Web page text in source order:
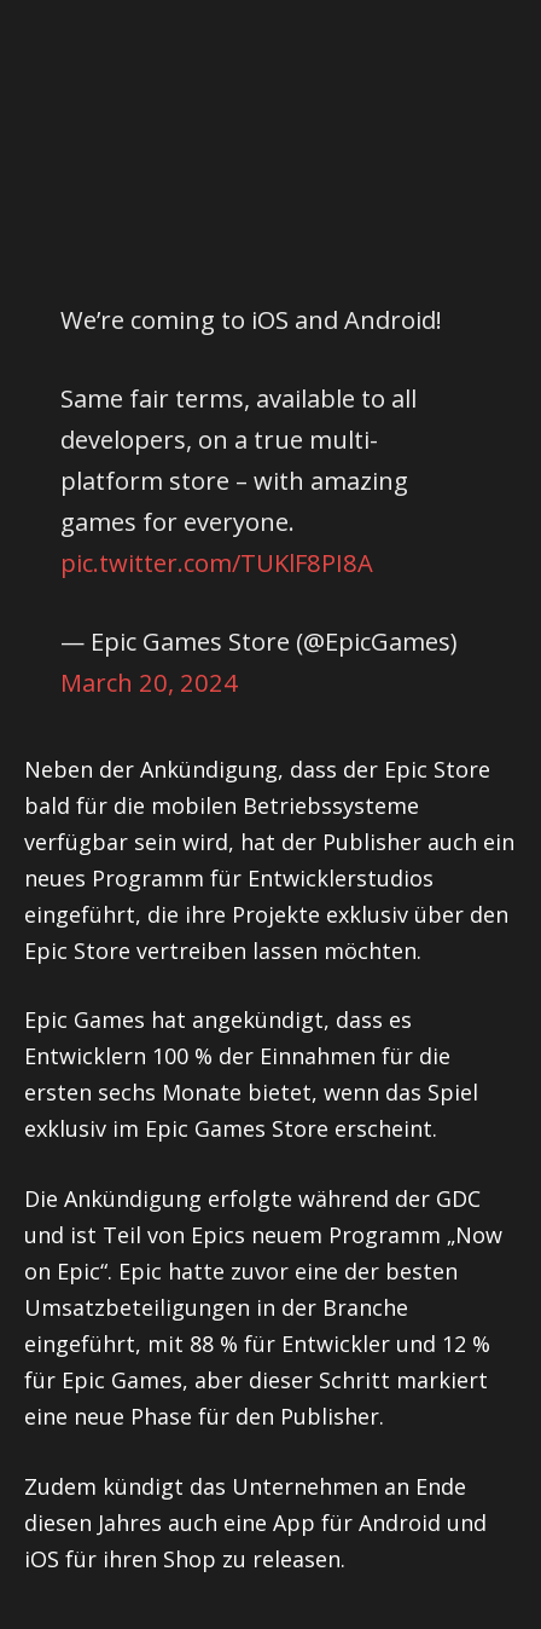
We’re coming to iOS and Android!
Same fair terms, available to all
developers, on a true multi-
platform store – with amazing
games for everyone.
pic.twitter.com/TUKlF8PI8A
— Epic Games Store (@EpicGames)
March 20, 2024
Neben der Ankündigung, dass der Epic Store
bald für die mobilen Betriebssysteme
verfügbar sein wird, hat der Publisher auch ein
neues Programm für Entwicklerstudios
eingeführt, die ihre Projekte exklusiv über den
Epic Store vertreiben lassen möchten.
Epic Games hat angekündigt, dass es
Entwicklern 100 % der Einnahmen für die
ersten sechs Monate bietet, wenn das Spiel
exklusiv im Epic Games Store erscheint.
Die Ankündigung erfolgte während der GDC
und ist Teil von Epics neuem Programm „Now
on Epic“. Epic hatte zuvor eine der besten
Umsatzbeteiligungen in der Branche
eingeführt, mit 88 % für Entwickler und 12 %
für Epic Games, aber dieser Schritt markiert
eine neue Phase für den Publisher.
Zudem kündigt das Unternehmen an Ende
diesen Jahres auch eine App für Android und
iOS für ihren Shop zu releasen.